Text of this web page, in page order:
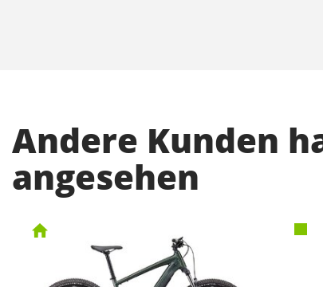
Andere Kunden
angesehen